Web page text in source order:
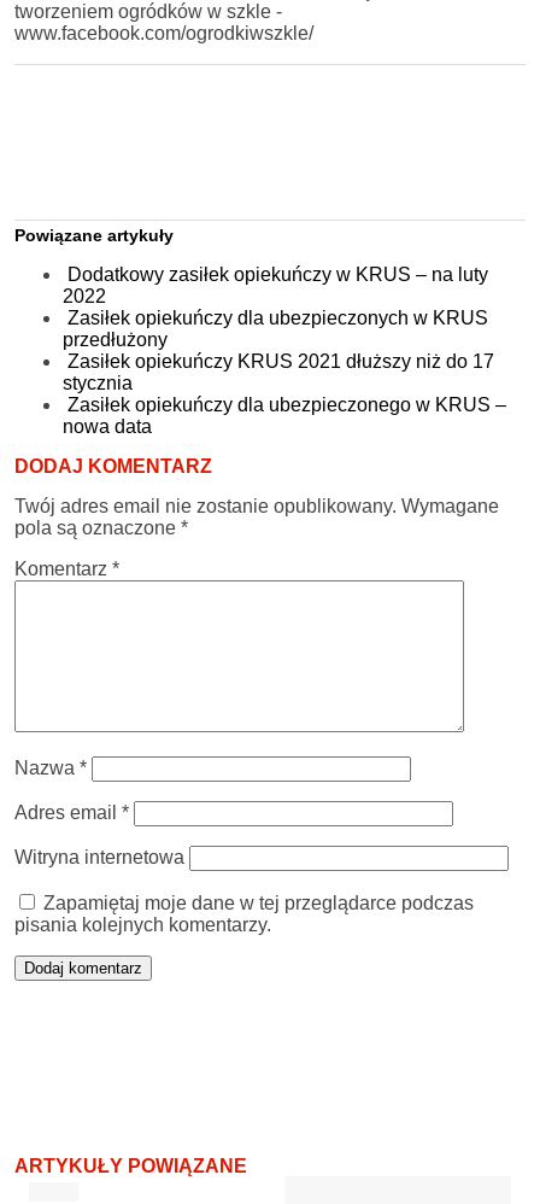
tworzeniem ogródków w szkle -
www.facebook.com/ogrodkiwszkle/
Powiązane artykuły
Dodatkowy zasiłek opiekuńczy w KRUS – na luty
2022
Zasiłek opiekuńczy dla ubezpieczonych w KRUS
przedłużony
Zasiłek opiekuńczy KRUS 2021 dłuższy niż do 17
stycznia
Zasiłek opiekuńczy dla ubezpieczonego w KRUS –
nowa data
DODAJ KOMENTARZ
Twój adres email nie zostanie opublikowany. Wymagane
pola są oznaczone *
Komentarz *
Nazwa *
Adres email *
Witryna internetowa
Zapamiętaj moje dane w tej przeglądarce podczas
pisania kolejnych komentarzy.
ARTYKUŁY POWIĄZANE